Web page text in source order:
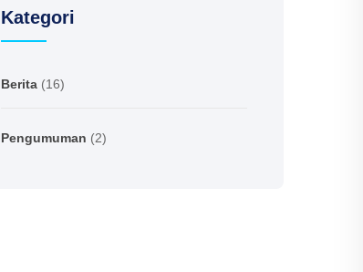
Kategori
Berita (16)
Pengumuman (2)